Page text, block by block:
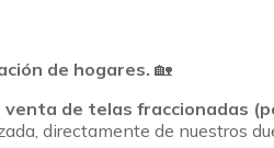
de hogares. 🏡
de telas fraccionadas
directamente de nuestros